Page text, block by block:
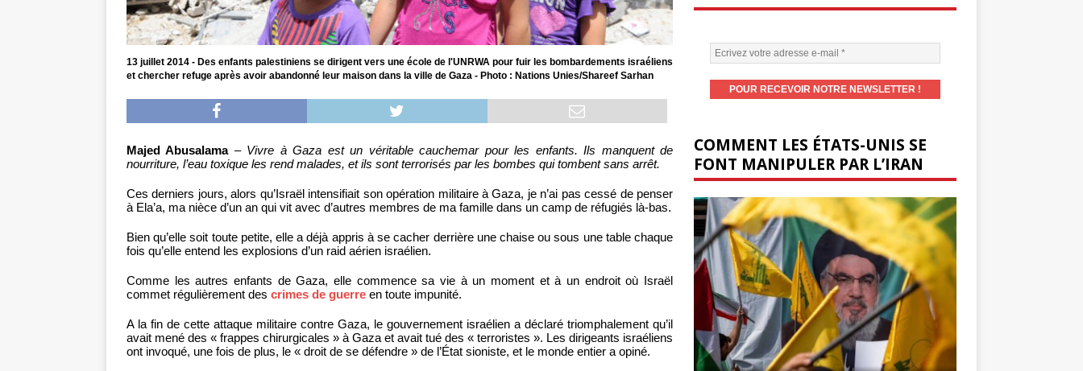
13 juillet 2014 - Des enfants palestiniens se dirigent vers une école de l'UNRWA pour fuir les bombardements israéliens
et chercher refuge après avoir abandonné leur maison dans la ville de Gaza - Photo : Nations Unies/Shareef Sarhan
Majed Abusalama– Vivre à Gaza est un véritable cauchemar pour les enfants. Ils manquent de
nourriture, l’eau toxique les rend malades, et ils sont terrorisés par les bombes qui tombent sans arrêt.
Ces derniers jours, alors qu’Israël intensifiait son opération militaire à Gaza, je n’ai pas cessé de penser
à Ela’a, ma nièce d’un an qui vit avec d’autres membres de ma famille dans un camp de réfugiés là-bas.
Bien qu’elle soit toute petite, elle a déjà appris à se cacher derrière une chaise ou sous une table chaque
fois qu’elle entend les explosions d’un raid aérien israélien.
Comme les autres enfants de Gaza, elle commence sa vie à un moment et à un endroit où Israël
commet régulièrement des crimes de guerre en toute impunité.
A la fin de cette attaque militaire contre Gaza, le gouvernement israélien a déclaré triomphalement qu’il
avait mené des « frappes chirurgicales » à Gaza et avait tué des « terroristes ». Les dirigeants israéliens
ont invoqué, une fois de plus, le « droit de se défendre » de l’État sioniste, et le monde entier a opiné.
COMMENT LES ÉTATS-UNIS SE
FONT MANIPULER PAR L’IRAN